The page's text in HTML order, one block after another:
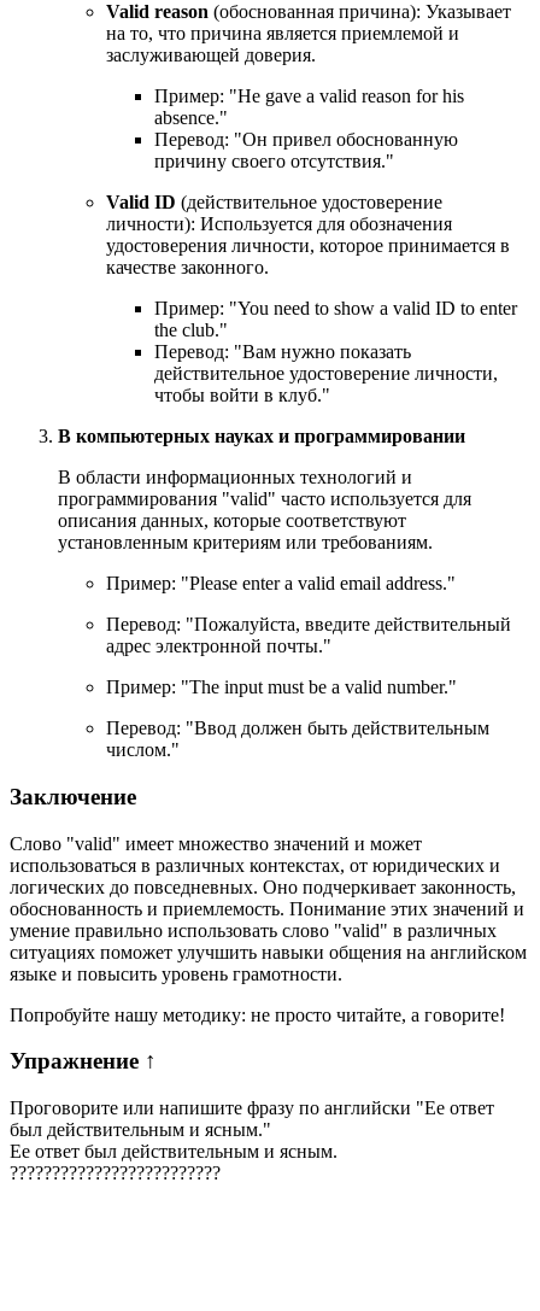
Valid reason (обоснованная причина): Указывает
на то, что причина является приемлемой и
заслуживающей доверия.
Пример: "He gave a valid reason for his
absence."
Перевод: "Он привел обоснованную
причину своего отсутствия."
Valid ID (действительное удостоверение
личности): Используется для обозначения
удостоверения личности, которое принимается в
качестве законного.
Пример: "You need to show a valid ID to enter
the club."
Перевод: "Вам нужно показать
действительное удостоверение личности,
чтобы войти в клуб."
В компьютерных науках и программировании
В области информационных технологий и
программирования "valid" часто используется для
описания данных, которые соответствуют
установленным критериям или требованиям.
Пример: "Please enter a valid email address."
Перевод: "Пожалуйста, введите действительный
адрес электронной почты."
Пример: "The input must be a valid number."
Перевод: "Ввод должен быть действительным
числом."
Заключение
Слово "valid" имеет множество значений и может
использоваться в различных контекстах, от юридических и
логических до повседневных. Оно подчеркивает законность,
обоснованность и приемлемость. Понимание этих значений и
умение правильно использовать слово "valid" в различных
ситуациях поможет улучшить навыки общения на английском
языке и повысить уровень грамотности.
Попробуйте нашу методику: не просто читайте, а говорите!
Упражнение ↑
Проговорите или напишите фразу по английски "Ее ответ
был действительным и ясным."
Ее ответ был действительным и ясным.
?????????????????????????